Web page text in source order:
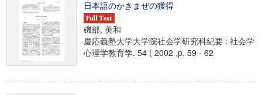
日本語のかきまぜの獲得
磯部, 美和
慶応義塾大学大学院社会学研究科紀要 : 社会学
心理学教育学. 54 ( 2002 ,p. 59 - 62